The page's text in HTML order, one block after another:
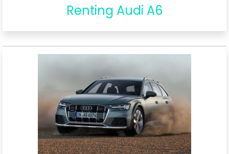
Renting Audi A6